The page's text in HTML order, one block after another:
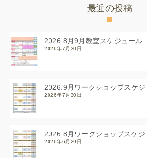
最近の投稿
2026.8月9月教室スケジュール
2026年7月30日
2026.9月ワークショップスケジ
2026年7月30日
2026.8月ワークショップスケジ
2026年6月29日